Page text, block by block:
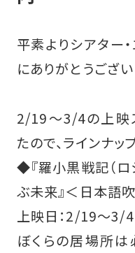
平素よりシアター
にありがとうござい
2/19～3/4の上映
たので、ラインナッ
◆『羅小黒戦記（ロ
ぶ未来』＜日本語
上映日：2/19～3/4
ぼくらの居場所